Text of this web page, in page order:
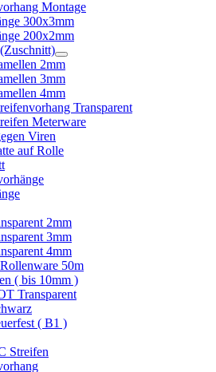
Montage
300x3mm
200x2mm
2mm
3mm
4mm
Transparent
Meterware
Viren
auf Rolle
2mm
3mm
4mm
50m
( bis 10mm )
Transparent
( B1 )
Streifen